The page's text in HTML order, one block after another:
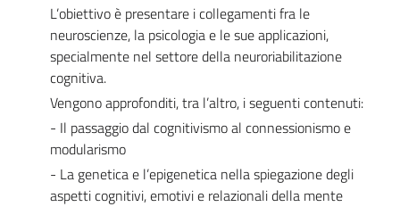
L’obiettivo è presentare i collegamenti fra le
neuroscienze, la psicologia e le sue applicazioni,
specialmente nel settore della neuroriabilitazione
cognitiva.
Vengono approfonditi, tra l’altro, i seguenti contenuti:
- Il passaggio dal cognitivismo al connessionismo e
modularismo
- La genetica e l’epigenetica nella spiegazione degli
aspetti cognitivi, emotivi e relazionali della mente